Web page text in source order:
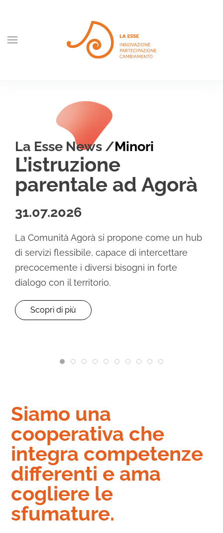
Skip to main content
La Esse News /
Il racconto del
convegno per i 30
anni del CAV di
Venezia
30.07.2026
Il 24 giugno a Forte Marghera una giornata di
analisi, dati e workshop per riflettere sui
linguaggi del rispetto e sulle sfide del
contrasto alla violenza.
L’istruzione parentale ad Agorà
Il racconto del convegno per i 30
L’inclusione digitale nel
15 anni della Comunità
Il nostro Bilancio Sociale
Un patto di comunità
Radici di futuro: due
Spazio Bisciò: un
Nasce “Casa
Siamo una
cooperativa che
integra competenze
differenti e ama
cogliere le
sfumature.